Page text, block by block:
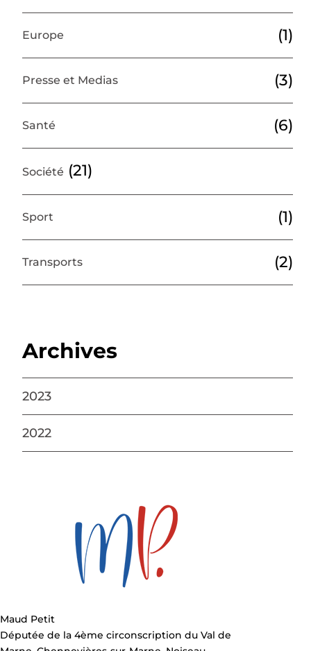
Europe (1)
Presse et Medias (3)
Santé (6)
Société (21)
Sport (1)
Transports (2)
Archives
2023
2022
Maud Petit
Députée de la 4ème circonscription du Val de